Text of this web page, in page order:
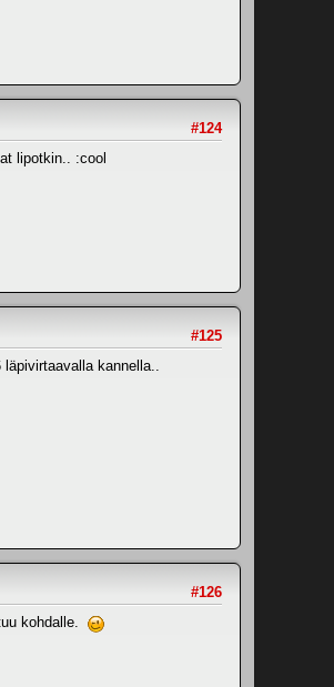
#124
lipotkin.. :cool
#125
kannella..
#126
kohdalle.